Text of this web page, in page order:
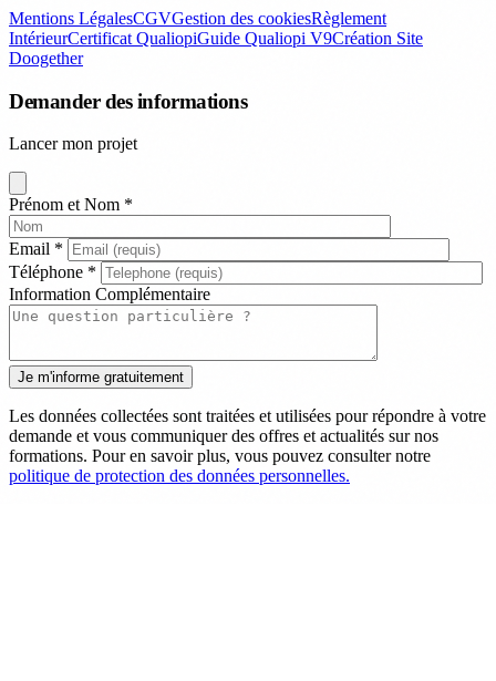
Mentions LégalesCGVGestion des cookiesRèglement
IntérieurCertificat QualiopiGuide Qualiopi V9Création Site
Doogether
Demander des informations
Lancer mon projet
Prénom et Nom *
Email *
Téléphone *
Information Complémentaire
Les données collectées sont traitées et utilisées pour répondre à votre
demande et vous communiquer des offres et actualités sur nos
formations. Pour en savoir plus, vous pouvez consulter notre
politique de protection des données personnelles.